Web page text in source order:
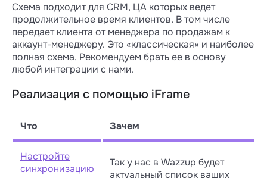
Схема подходит для CRM, ЦА которых ведет
продолжительное время клиентов. В том числе
передает клиента от менеджера по продажам к
аккаунт-менеджеру. Это «классическая» и наиболее
полная схема. Рекомендуем брать ее в основу
любой интеграции с нами.
Реализация с помощью iFrame
Что Зачем
Настройте
синхронизацию
Так у нас в Wazzup будет
актуальный список ваших